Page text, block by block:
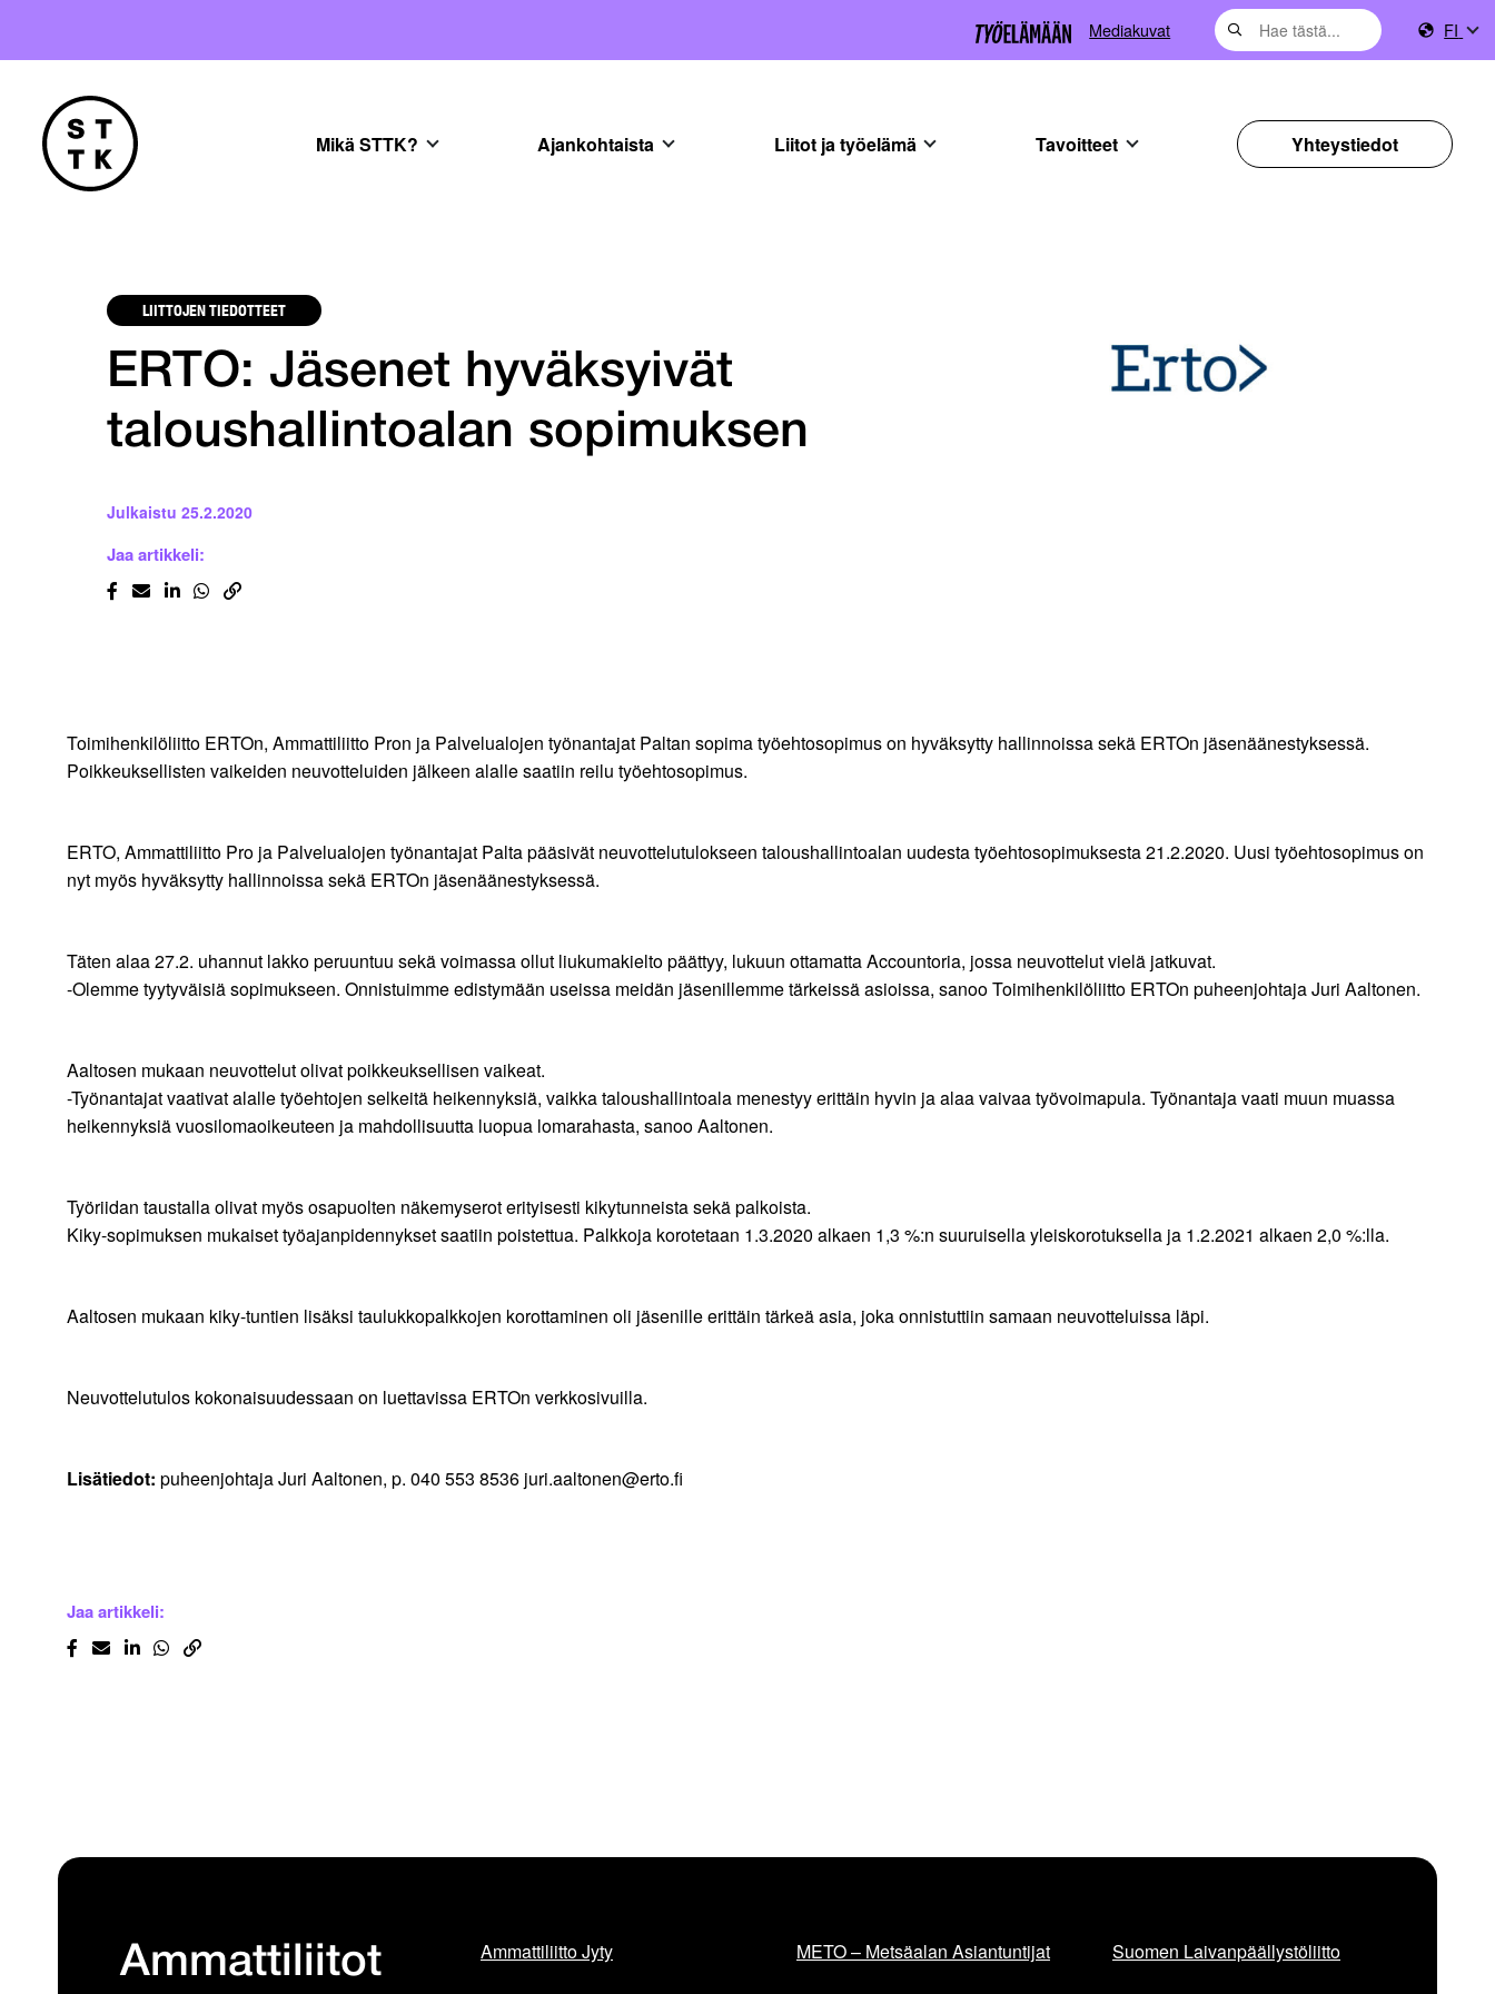
Mediakuvat FI
Mikä STTK? Ajankohtaista Liitot ja työelämä Tavoitteet Yhteystiedot
LIITTOJEN TIEDOTTEET
ERTO: Jäsenet hyväksyivät
taloushallintoalan sopimuksen
Julkaistu 25.2.2020
Jaa artikkeli:
Toimihenkilöliitto ERTOn, Ammattiliitto Pron ja Palvelualojen työnantajat Paltan sopima työehtosopimus on hyväksytty hallinnoissa sekä ERTOn jäsenäänestyksessä.
Poikkeuksellisten vaikeiden neuvotteluiden jälkeen alalle saatiin reilu työehtosopimus.
ERTO, Ammattiliitto Pro ja Palvelualojen työnantajat Palta pääsivät neuvottelutulokseen taloushallintoalan uudesta työehtosopimuksesta 21.2.2020. Uusi työehtosopimus on
nyt myös hyväksytty hallinnoissa sekä ERTOn jäsenäänestyksessä.
Täten alaa 27.2. uhannut lakko peruuntuu sekä voimassa ollut liukumakielto päättyy, lukuun ottamatta Accountoria, jossa neuvottelut vielä jatkuvat.
-Olemme tyytyväisiä sopimukseen. Onnistuimme edistymään useissa meidän jäsenillemme tärkeissä asioissa, sanoo Toimihenkilöliitto ERTOn puheenjohtaja Juri Aaltonen.
Aaltosen mukaan neuvottelut olivat poikkeuksellisen vaikeat.
-Työnantajat vaativat alalle työehtojen selkeitä heikennyksiä, vaikka taloushallintoala menestyy erittäin hyvin ja alaa vaivaa työvoimapula. Työnantaja vaati muun muassa
heikennyksiä vuosilomaoikeuteen ja mahdollisuutta luopua lomarahasta, sanoo Aaltonen.
Työriidan taustalla olivat myös osapuolten näkemyserot erityisesti kikytunneista sekä palkoista.
Kiky-sopimuksen mukaiset työajanpidennykset saatiin poistettua. Palkkoja korotetaan 1.3.2020 alkaen 1,3 %:n suuruisella yleiskorotuksella ja 1.2.2021 alkaen 2,0 %:lla.
Aaltosen mukaan kiky-tuntien lisäksi taulukkopalkkojen korottaminen oli jäsenille erittäin tärkeä asia, joka onnistuttiin samaan neuvotteluissa läpi.
Neuvottelutulos kokonaisuudessaan on luettavissa ERTOn verkkosivuilla.
Lisätiedot: puheenjohtaja Juri Aaltonen, p. 040 553 8536 juri.aaltonen@erto.fi
Jaa artikkeli:
Ammattiliitot Ammattiliitto Jyty METO – Metsäalan Asiantuntijat Suomen Laivanpäällystöliitto